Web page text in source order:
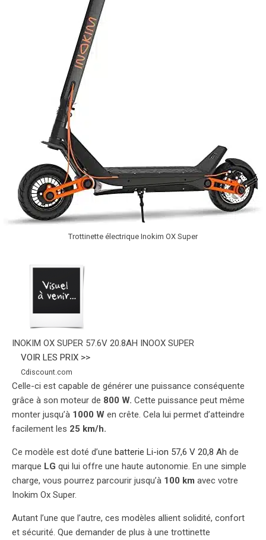
Trottinette électrique Inokim OX Super
INOKIM OX SUPER 57.6V 20.8AH INOOX SUPER
VOIR LES PRIX >>
Cdiscount.com
Celle-ci est capable de générer une puissance conséquente
grâce à son moteur de 800 W. Cette puissance peut même
monter jusqu’à 1000 W en crête. Cela lui permet d’atteindre
facilement les 25 km/h.
Ce modèle est doté d’une batterie Li-ion 57,6 V 20,8 Ah de
marque LG qui lui offre une haute autonomie. En une simple
charge, vous pourrez parcourir jusqu’à 100 km avec votre
Inokim Ox Super.
Autant l’une que l’autre, ces modèles allient solidité, confort
et sécurité. Que demander de plus à une trottinette